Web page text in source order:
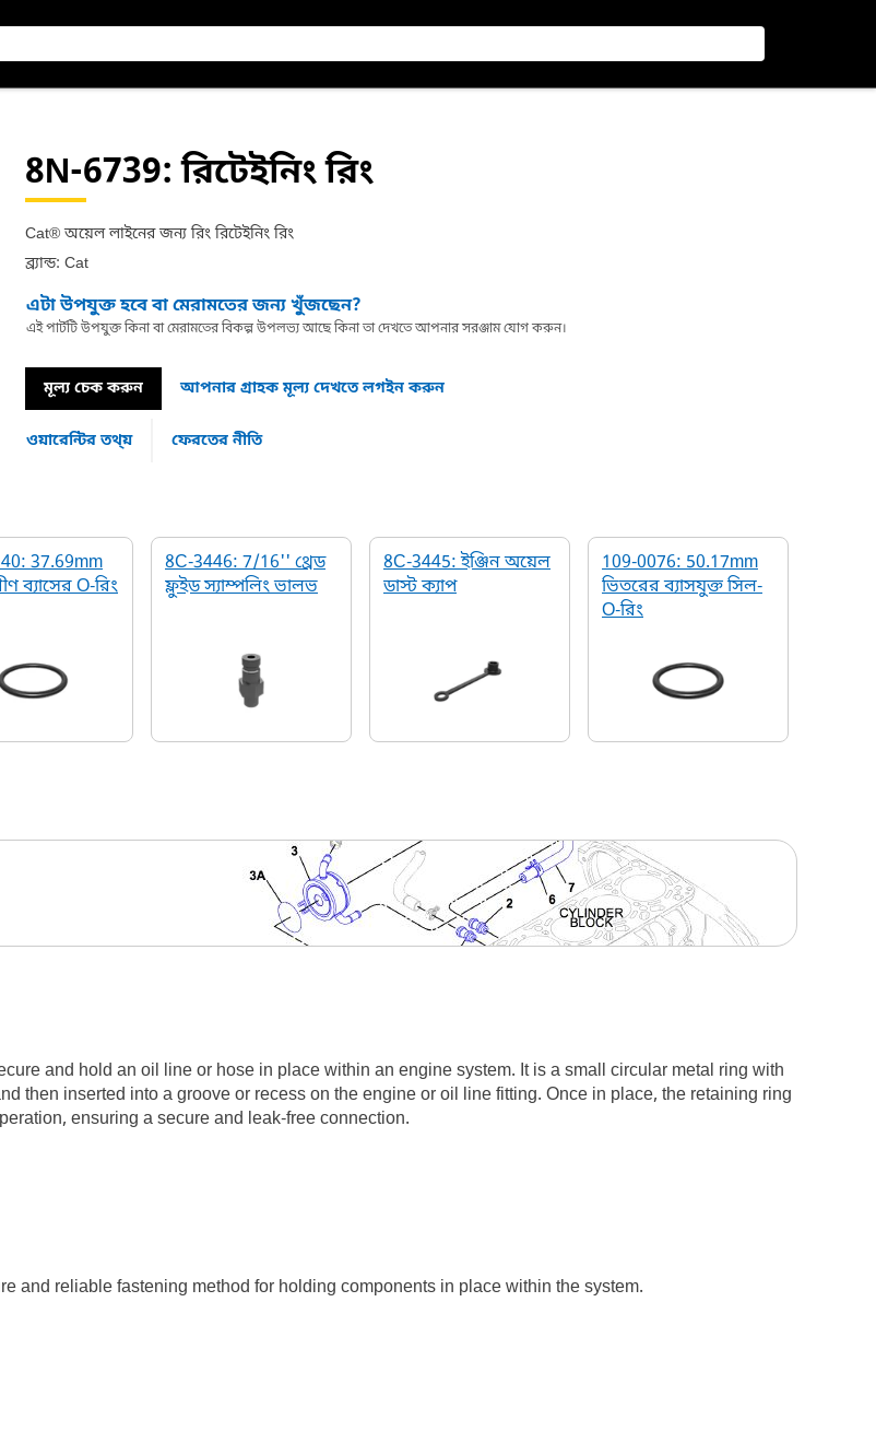
8N-6739: রিটেইনিং রিং
Cat® অয়েল লাইনের জন্য রিং রিটেইনিং রিং
ব্র্যান্ড: Cat
এটা উপযুক্ত হবে বা মেরামতের জন্য খুঁজছেন?
এই পার্টটি উপযুক্ত কিনা বা মেরামতের বিকল্প উপলভ্য আছে কিনা তা দেখতে আপনার সরঞ্জাম যোগ করুন।
মূল্য চেক করুন আপনার গ্রাহক মূল্য দেখতে লগইন করুন
ওয়ারেন্টির তথ্য় ফেরতের নীতি
37.69mm
ব্যাসের O-রিং
8C-3446: 7/16'' থ্রেড
ফ্লুইড স্যাম্পলিং ভালভ
8C-3445: ইঞ্জিন অয়েল
ডাস্ট ক্যাপ
109-0076: 50.17mm
ভিতরের ব্যাসযুক্ত সিল-
O-রিং
and hold an oil line or hose in place within an engine system. It is a small circular metal ring with
then inserted into a groove or recess on the engine or oil line fitting. Once in place, the retaining ring
ensuring a secure and leak-free connection.
and reliable fastening method for holding components in place within the system.